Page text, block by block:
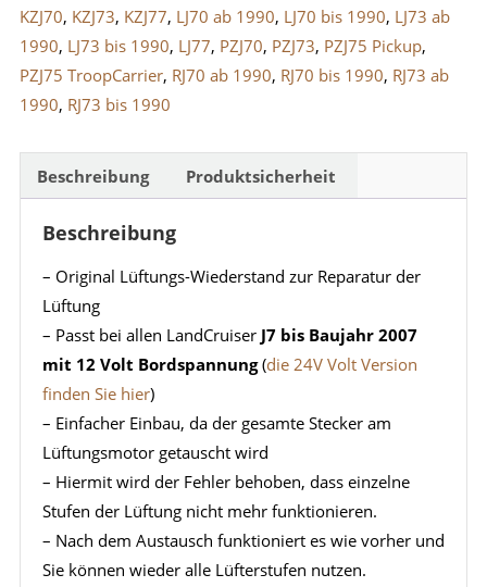
KZJ70, KZJ73, KZJ77, LJ70 ab 1990, LJ70 bis 1990, LJ73 ab
1990, LJ73 bis 1990, LJ77, PZJ70, PZJ73, PZJ75 Pickup,
PZJ75 TroopCarrier, RJ70 ab 1990, RJ70 bis 1990, RJ73 ab
1990, RJ73 bis 1990
Beschreibung Produktsicherheit
Beschreibung
– Original Lüftungs-Wiederstand zur Reparatur der
Lüftung
– Passt bei allen LandCruiser J7 bis Baujahr 2007
mit 12 Volt Bordspannung(die 24V Volt Version
finden Sie hier)
– Einfacher Einbau, da der gesamte Stecker am
Lüftungsmotor getauscht wird
– Hiermit wird der Fehler behoben, dass einzelne
Stufen der Lüftung nicht mehr funktionieren.
– Nach dem Austausch funktioniert es wie vorher und
Sie können wieder alle Lüfterstufen nutzen.